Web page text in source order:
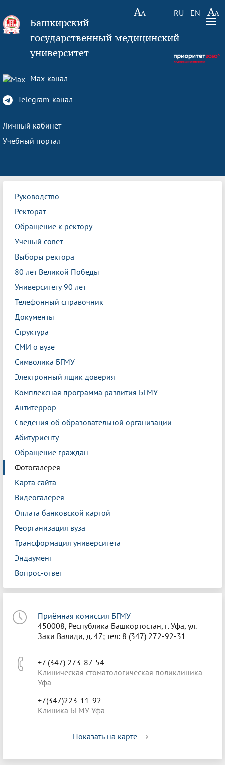
RU EN
Башкирский
государственный медицинский
университет
Max-канал
Telegram-канал
Личный кабинет
Учебный портал
Руководство
Ректорат
Обращение к ректору
Ученый совет
Выборы ректора
80 лет Великой Победы
Университету 90 лет
Телефонный справочник
Документы
Структура
СМИ о вузе
Символика БГМУ
Электронный ящик доверия
Комплексная программа развития БГМУ
Антитеррор
Сведения об образовательной организации
Абитуриенту
Обращение граждан
Фотогалерея
Карта сайта
Видеогалерея
Оплата банковской картой
Реорганизация вуза
Трансформация университета
Эндаумент
Вопрос-ответ
Приёмная комиссия БГМУ
450008, Республика Башкортостан, г. Уфа, ул.
Заки Валиди, д. 47; тел: 8 (347) 272-92-31
+7 (347) 273-87-54
Клиническая стоматологическая поликлиника
Уфа
+7(347)223-11-92
Клиника БГМУ Уфа
Показать на карте